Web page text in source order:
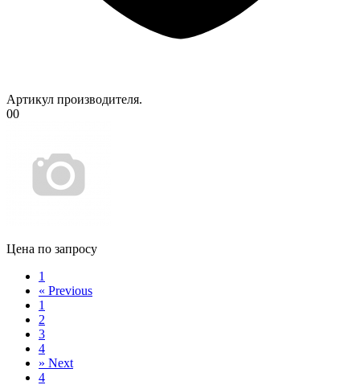
Артикул производителя.
00
Цена по запросу
1
« Previous
1
2
3
4
» Next
4